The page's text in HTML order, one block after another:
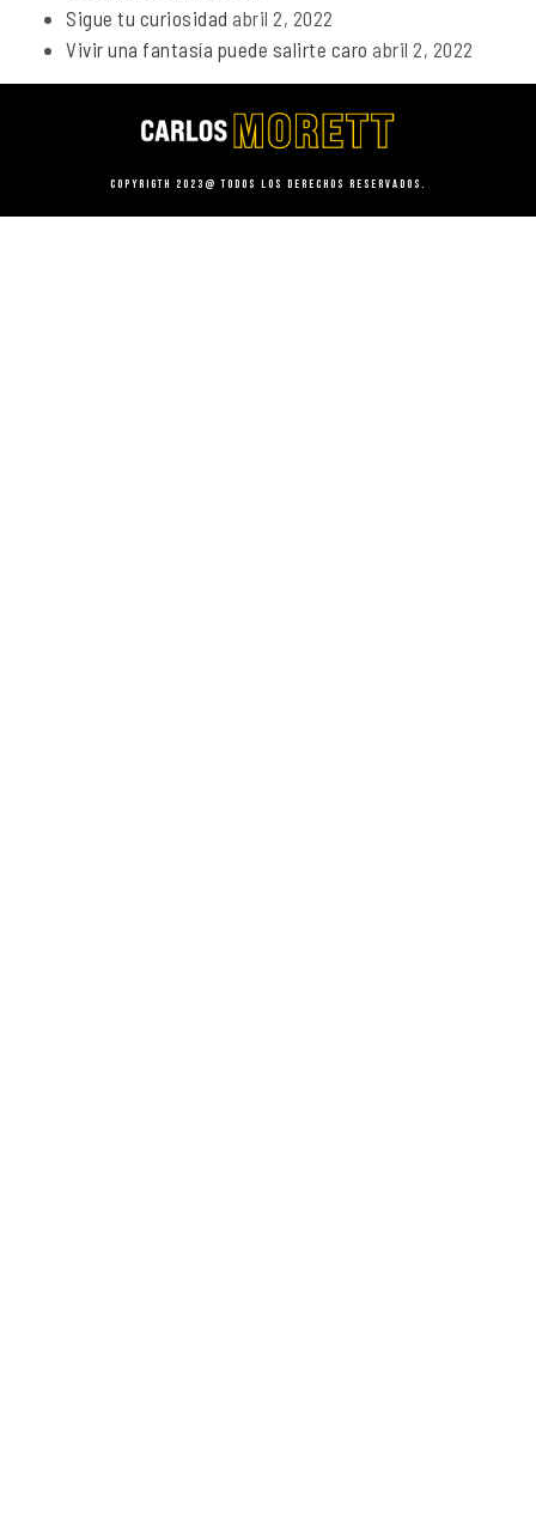
Sigue tu curiosidad abril 2, 2022
Vivir una fantasía puede salirte caro abril 2, 2022
Copyrigth 2023@ Todos los derechos reservados.